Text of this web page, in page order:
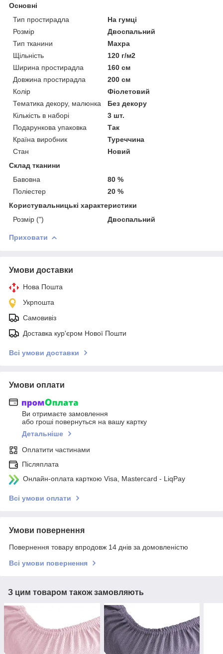
Основні
Тип простирадла
На гумці
Розмір
Двоспальний
Тип тканини
Махра
Щільність
120 г/м2
Ширина простирадла
160 см
Довжина простирадла
200 см
Колір
Фіолетовий
Тематика декору, малюнка
Без декору
Кількість в наборі
3 шт.
Подарункова упаковка
Так
Країна виробник
Туреччина
Стан
Новий
Склад тканини
Бавовна
80 %
Поліестер
20 %
Користувальницькі характеристики
Розмір (")
Двоспальний
Приховати
Умови доставки
Нова Пошта
Укрпошта
Самовивіз
Доставка кур'єром Нової Пошти
Всі умови доставки
Умови оплати
Ви отримаєте замовлення
або гроші повернуться на вашу картку
Детальніше
Оплатити частинами
Післяплата
Онлайн-оплата карткою Visa, Mastercard - LiqPay
Всі умови оплати
Умови повернення
Повернення товару впродовж 14 днів за домовленістю
Всі умови повернення
З цим товаром також замовляють